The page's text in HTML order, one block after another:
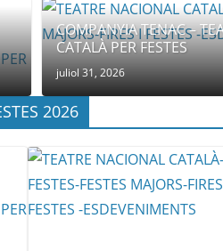
COMPANYIA TENAC –
CATALÀ PER FESTES
juliol 31, 2026
2026